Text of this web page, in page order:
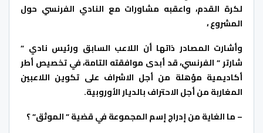
لكرة القدم، واعقبه مشاورات مع النادي الفرنسي حول
المشروع ،
وأشارت المصادر ذاتها أن اللاعب السابق ورئيس نادي ”
شارتر ” الفرنسي، قد أبدى موافقته التامة، في تخصيص أطر
أكاديمية مؤهلة من أجل الاشراف على تكوين اللاعبين
المغاربة من أجل الاحتراف بالديار الأوروبية.
– ما الغاية من إدراج إسم المجموعة في قضية ” الموثق” ؟